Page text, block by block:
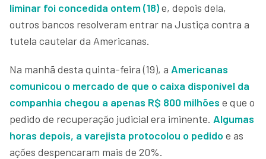
liminar foi concedida ontem (18)e, depois dela,
outros bancos resolveram entrar na Justiça contra a
tutela cautelar da Americanas.
Na manhã desta quinta-feira (19), a Americanas
comunicou o mercado de que o caixa disponível da
companhia chegou a apenas R$ 800 milhões e que o
pedido de recuperação judicial era iminente. Algumas
horas depois, a varejista protocolou o pedido e as
ações despencaram mais de 20%.